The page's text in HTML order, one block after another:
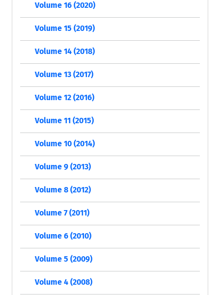
Volume 16 (2020)
Volume 15 (2019)
Volume 14 (2018)
Volume 13 (2017)
Volume 12 (2016)
Volume 11 (2015)
Volume 10 (2014)
Volume 9 (2013)
Volume 8 (2012)
Volume 7 (2011)
Volume 6 (2010)
Volume 5 (2009)
Volume 4 (2008)